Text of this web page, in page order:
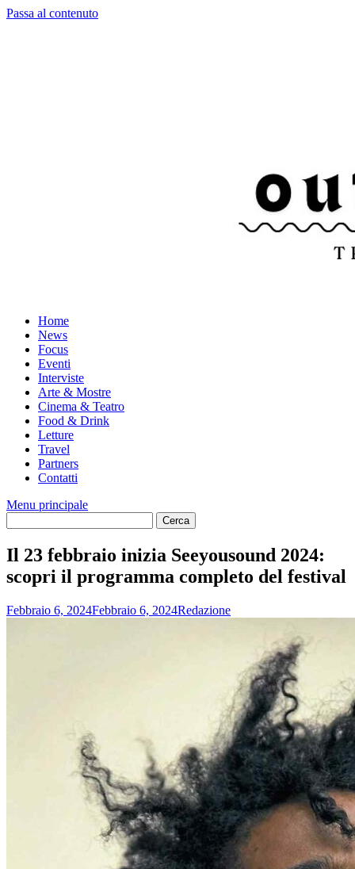
Passa al contenuto
Home
News
Focus
Eventi
Interviste
Arte & Mostre
Cinema & Teatro
Food & Drink
Letture
Travel
Partners
Contatti
Menu principale
Il 23 febbraio inizia Seeyousound 2024:
scopri il programma completo del festival
Febbraio 6, 2024Febbraio 6, 2024Redazione